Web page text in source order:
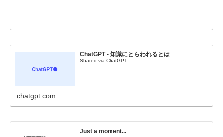
ChatGPT - 知識にとらわれるとは
Shared via ChatGPT
chatgpt.com
Just a moment...